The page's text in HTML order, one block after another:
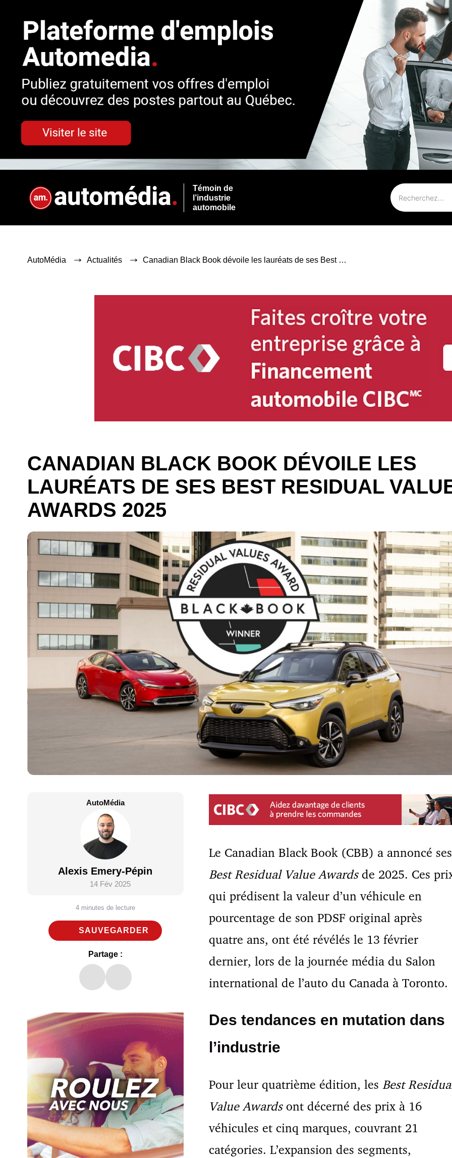
Témoin de
l’industrie
automobile
AutoMédia Actualités Canadian Black Book dévoile les lauréats de ses Best Residual Value Awards 2025
CANADIAN BLACK BOOK DÉVOILE LES
LAURÉATS DE SES BEST RESIDUAL
AWARDS 2025
AutoMédia
Alexis Emery-Pépin
14 Fév 2025
4 minutes de lecture
SAUVEGARDER
Partage :
Le Canadian Black Book (CBB) a annoncé ses
Best Residual Value Awardsde 2025. Ces
qui prédisent la valeur d’un véhicule en
pourcentage de son PDSF original après
quatre ans, ont été révélés le 13 février
dernier, lors de la journée média du Salon
international de l’auto du Canada à Toronto.
Des tendances en mutation dans
l’industrie
Pour leur quatrième édition, les Best
Value Awardsont décerné des prix à 16
véhicules et cinq marques, couvrant 21
catégories. L’expansion des segments,